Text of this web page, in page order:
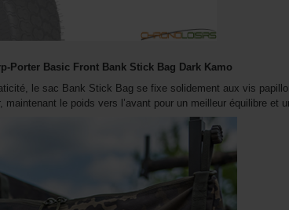
Porter Basic Front Bank Stick Bag Dark Kamo
le sac Bank Stick Bag se fixe solidement aux vis
maintenant le poids vers l’avant pour un meilleur équilibre et